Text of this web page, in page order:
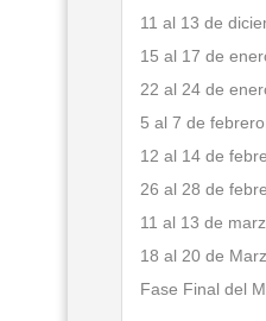
11 al 13 de
15 al 17 de
22 al 24 de
5 al 7 de
12 al 14 de
26 al 28 de
11 al 13 de
18 al 20 de
Fase Final del